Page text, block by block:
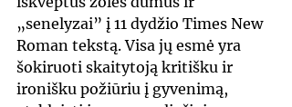
„senelyzai” į 11 dydžio Times New
Roman tekstą. Visa jų esmė yra
šokiruoti skaitytoją kritišku ir
ironišku požiūriu į gyvenimą,